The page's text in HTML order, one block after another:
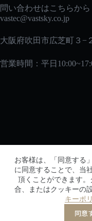
お客様は、「同意する
に同意することで、当
頂くことができます
合、またはクッキーの
キーポ
同意
問い合わせはこちらから
vastec@vastsky.co.jp
大阪府吹田市広芝町３−
営業時間：平日
メルマガに登録して、
ゲットしよう！